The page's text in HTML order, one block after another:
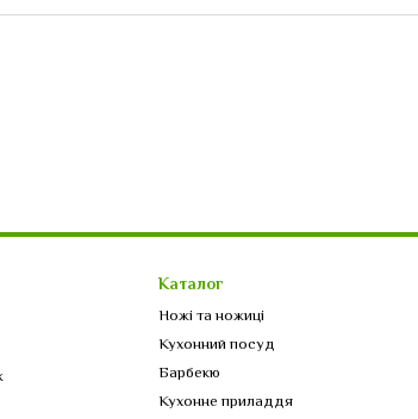
Каталог
Ножі та ножиці
Кухонний посуд
Барбекю
Кухонне приладдя